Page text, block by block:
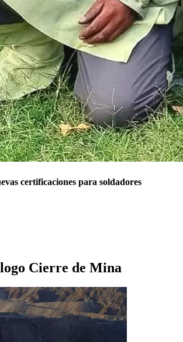
certificaciones para soldadores
Cierre de Mina